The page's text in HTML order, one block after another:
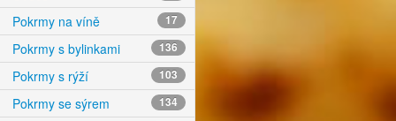
Pokrmy na víně 17
Pokrmy s bylinkami 136
Pokrmy s rýží 103
Pokrmy se sýrem 134